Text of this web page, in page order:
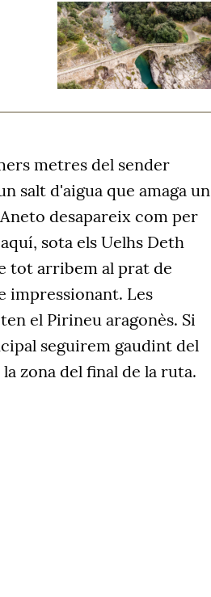
metres del sender
salt d'aigua que amaga un
desapareix com per
sota els Uelhs Deth
tot arribem al prat de
impressionant. Les
el Pirineu aragonès. Si
seguirem gaudint del
zona del final de la ruta.